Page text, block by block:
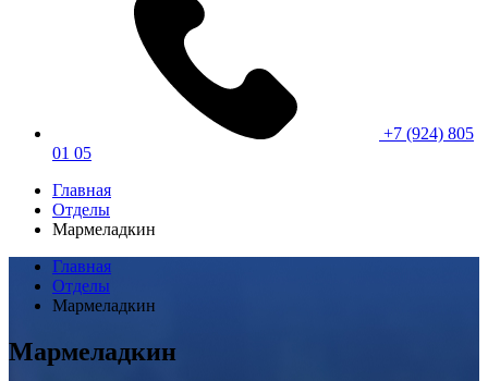
+7 (924) 805
01 05
Главная
Отделы
Мармеладкин
Главная
Отделы
Мармеладкин
Мармеладкин